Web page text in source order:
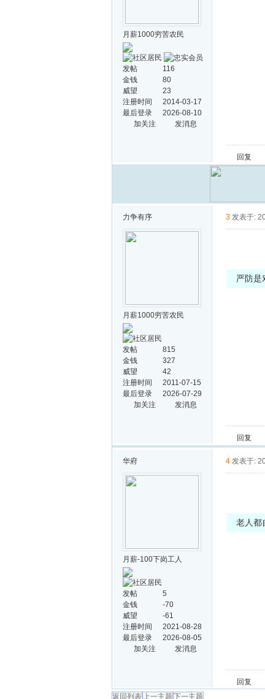
月薪1000穷苦农民
发帖
116
金钱
80
威望
23
注册时间
2014-03-17
最后登录
2026-08-10
加关注
发消息
回复
力争有序
月薪1000穷苦农民
发帖
815
金钱
327
威望
42
注册时间
2011-07-15
最后登录
2026-07-29
加关注
发消息
3 发表于:
严防是
回复
华府
月薪-100下岗工人
发帖
5
金钱
-70
威望
-61
注册时间
2021-08-28
最后登录
2026-08-05
加关注
发消息
4 发表于:
老人都
回复
返回列表上一主题 下一主题